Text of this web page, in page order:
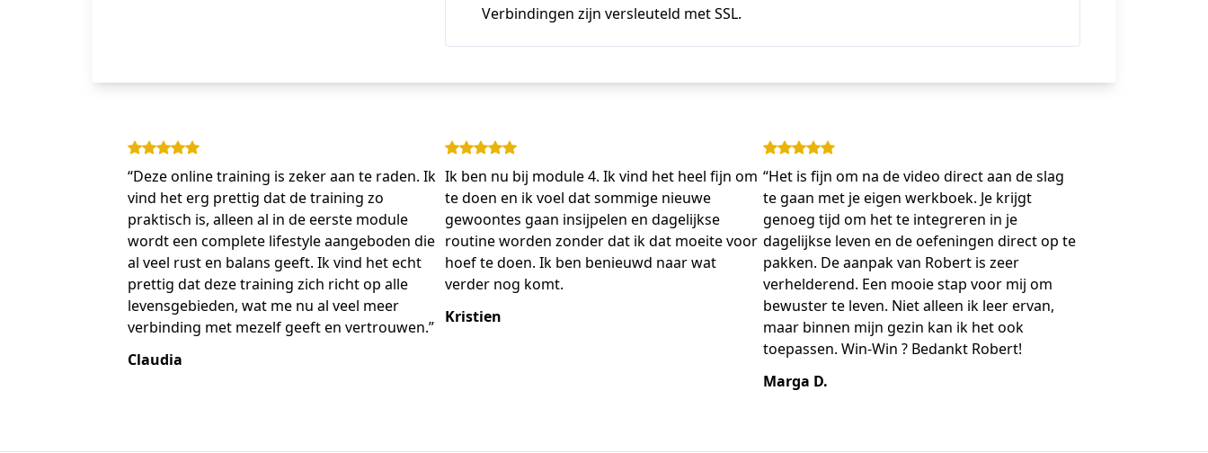
Verbindingen zijn versleuteld met SSL.
“Deze online training is zeker aan te raden. Ik
vind het erg prettig dat de training zo
praktisch is, alleen al in de eerste module
wordt een complete lifestyle aangeboden die
al veel rust en balans geeft. Ik vind het echt
prettig dat deze training zich richt op alle
levensgebieden, wat me nu al veel meer
verbinding met mezelf geeft en vertrouwen.”
Claudia
Ik ben nu bij module 4. Ik vind het heel fijn om
te doen en ik voel dat sommige nieuwe
gewoontes gaan insijpelen en dagelijkse
routine worden zonder dat ik dat moeite voor
hoef te doen. Ik ben benieuwd naar wat
verder nog komt.
Kristien
“Het is fijn om na de video direct aan de slag
te gaan met je eigen werkboek. Je krijgt
genoeg tijd om het te integreren in je
dagelijkse leven en de oefeningen direct op te
pakken. De aanpak van Robert is zeer
verhelderend. Een mooie stap voor mij om
bewuster te leven. Niet alleen ik leer ervan,
maar binnen mijn gezin kan ik het ook
toepassen. Win-Win ? Bedankt Robert!
Marga D.